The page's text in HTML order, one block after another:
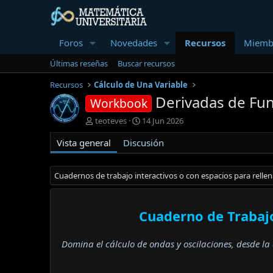
Foros Novedades Recursos
Últimas reseñas
Buscar recursos
Recursos
Cálculo de Una Variable
Workbook Derivadas de
A
u
t
o
r
teoteves
F
e
c
h
a
d
e
e
c
14 Jun 2026
Vista general Discusión
Cuadernos de trabajo interactivos o con espacios para
Cuaderno de
Domina el cálculo de ondas y oscilaciones, desde